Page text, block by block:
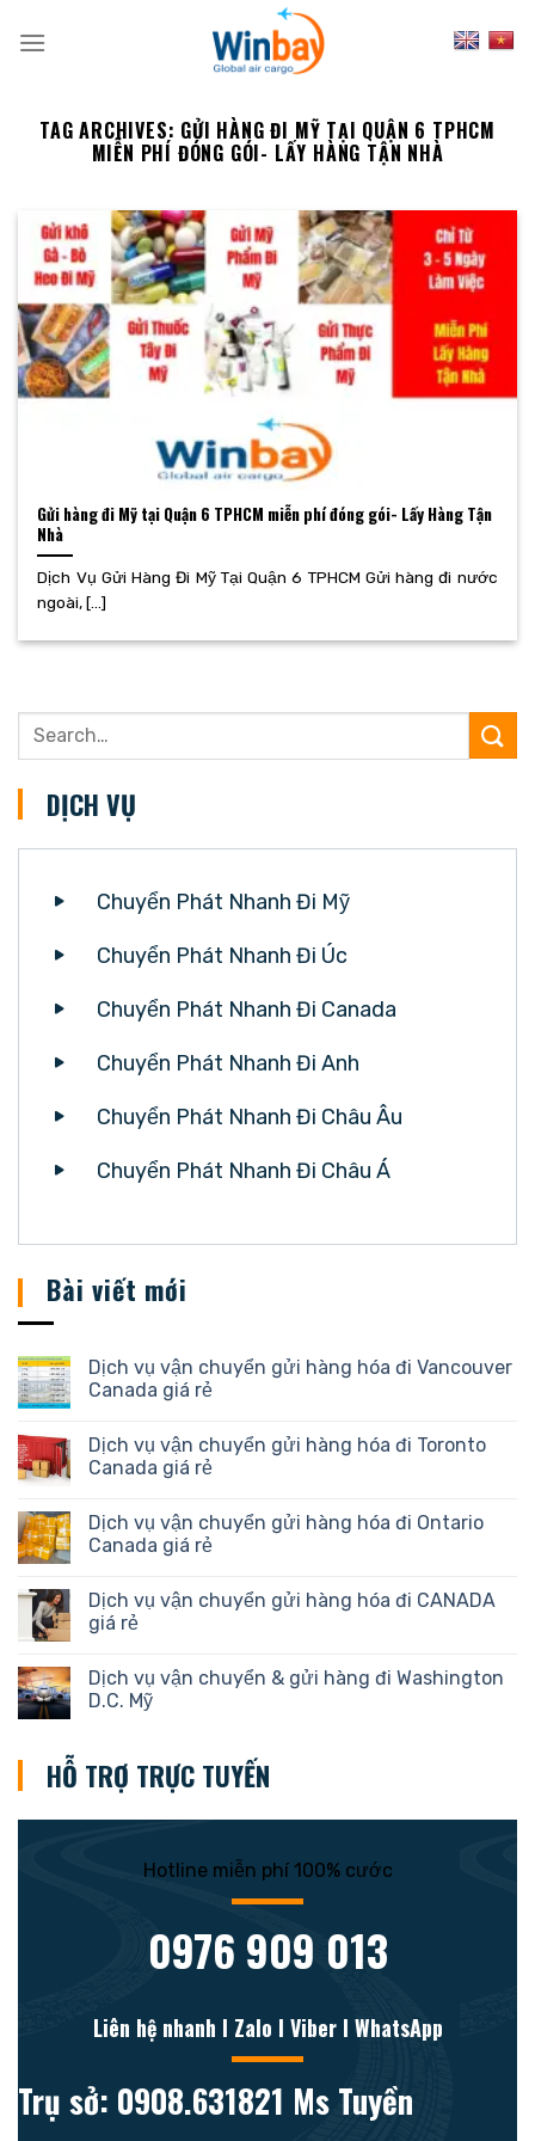
TAG ARCHIVES: GỬI HÀNG ĐI MỸ TẠI QUẬN 6 TPHCM
MIỄN PHÍ ĐÓNG GÓI- LẤY HÀNG TẬN NHÀ
Gửi hàng đi Mỹ tại Quận 6 TPHCM miễn phí đóng gói- Lấy Hàng Tận
Nhà
Dịch Vụ Gửi Hàng Đi Mỹ Tại Quận 6 TPHCM Gửi hàng đi nước
ngoài, [...]
DỊCH VỤ
Chuyển Phát Nhanh Đi Mỹ
Chuyển Phát Nhanh Đi Úc
Chuyển Phát Nhanh Đi Canada
Chuyển Phát Nhanh Đi Anh
Chuyển Phát Nhanh Đi Châu Âu
Chuyển Phát Nhanh Đi Châu Á
Bài viết mới
Dịch vụ vận chuyển gửi hàng hóa đi Vancouver
Canada giá rẻ
Dịch vụ vận chuyển gửi hàng hóa đi Toronto
Canada giá rẻ
Dịch vụ vận chuyển gửi hàng hóa đi Ontario
Canada giá rẻ
Dịch vụ vận chuyển gửi hàng hóa đi CANADA
giá rẻ
Dịch vụ vận chuyển & gửi hàng đi Washington
D.C. Mỹ
HỖ TRỢ TRỰC TUYẾN
Hotline miễn phí 100% cước
0976 909 013
Liên hệ nhanh l Zalo l Viber l WhatsApp
Trụ sở: 0908.631821 Ms Tuyền